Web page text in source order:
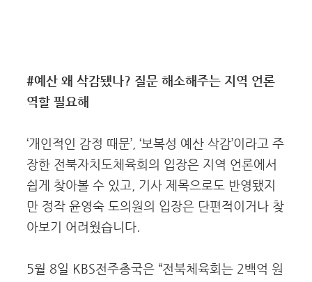
#예산 왜 삭감됐나? 질문 해소해주는 지역 언론
역할 필요해
‘개인적인 감정 때문’, ‘보복성 예산 삭감’이라고 주
장한 전북자치도체육회의 입장은 지역 언론에서
쉽게 찾아볼 수 있고, 기사 제목으로도 반영됐지
만 정작 윤영숙 도의원의 입장은 단편적이거나 찾
아보기 어려웠습니다.
5월 8일 KBS전주총국은 “전북체육회는 2백억 원